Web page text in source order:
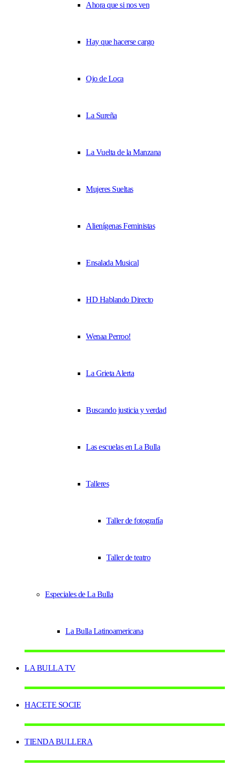
Ahora que si nos ven
Hay que hacerse cargo
Ojo de Loca
La Sureña
La Vuelta de la Manzana
Mujeres Sueltas
Alienígenas Feministas
Ensalada Musical
HD Hablando Directo
Wenaa Perroo!
La Grieta Alerta
Buscando justicia y verdad
Las escuelas en La Bulla
Talleres
Taller de fotografía
Taller de teatro
Especiales de La Bulla
La Bulla Latinoamericana
LA BULLA TV
HACETE SOCIE
TIENDA BULLERA